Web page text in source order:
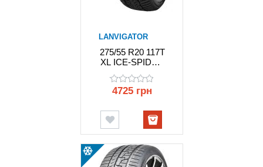
LANVIGATOR
275/55 R20 117T
XL ICE-SPIDER
II LANVIGATOR
4725 грн